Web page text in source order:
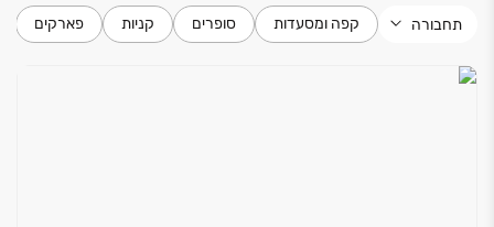
תחבורה קפה ומסעדות סופרים קניות פארקים